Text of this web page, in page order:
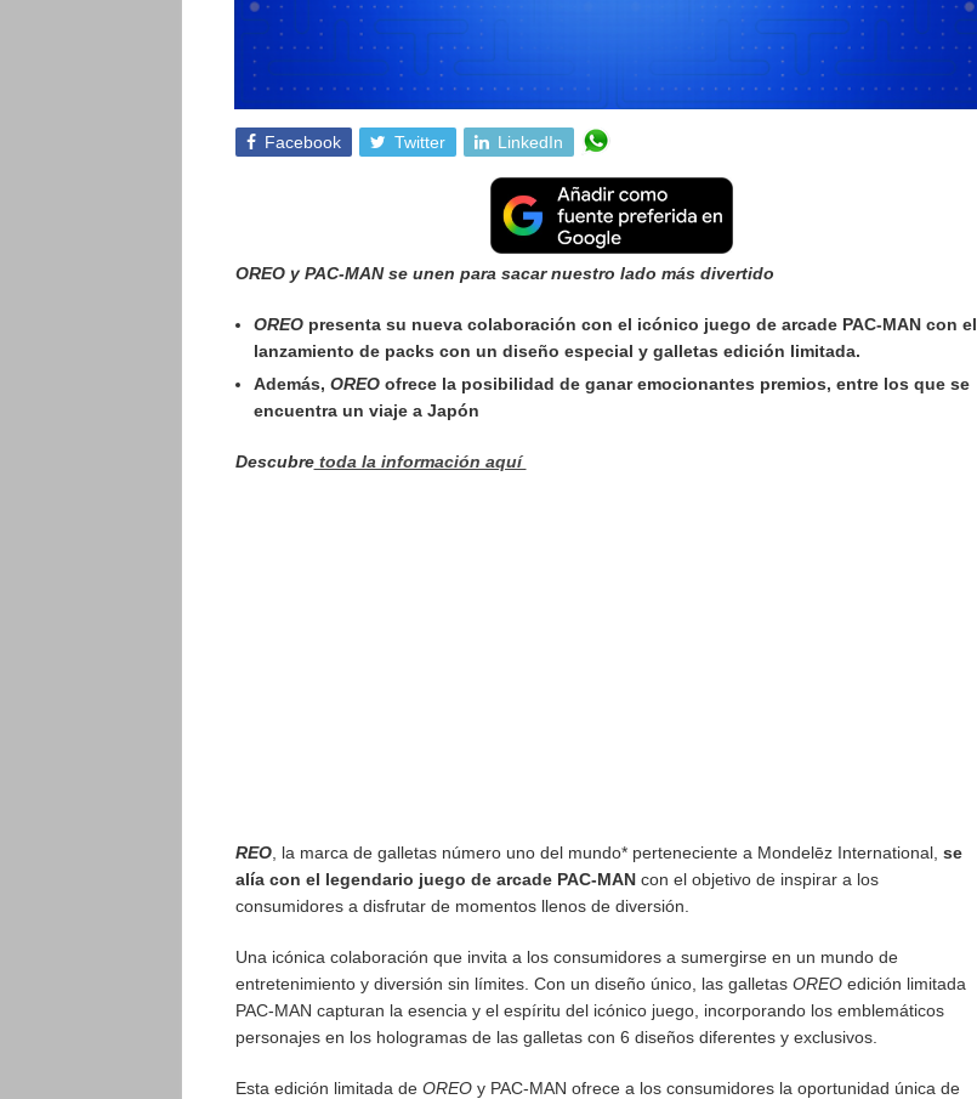
Facebook Twitter LinkedIn
OREO y PAC-MAN se unen para sacar nuestro lado más divertido
OREO presenta su nueva colaboración con el icónico juego de arcade PAC-MAN con el
lanzamiento de packs con un diseño especial y galletas edición limitada.
Además, OREO ofrece la posibilidad de ganar emocionantes premios, entre los que se
encuentra un viaje a Japón
Descubretoda la información aquí
REO, la marca de galletas número uno del mundo* perteneciente a Mondelēz International, se
alía con el legendario juego de arcade PAC-MANcon el objetivo de inspirar a los
consumidores a disfrutar de momentos llenos de diversión.
Una icónica colaboración que invita a los consumidores a sumergirse en un mundo de
entretenimiento y diversión sin límites. Con un diseño único, las galletas OREOedición limitada
PAC-MAN capturan la esencia y el espíritu del icónico juego, incorporando los emblemáticos
personajes en los hologramas de las galletas con 6 diseños diferentes y exclusivos.
Esta edición limitada de OREO y PAC-MAN ofrece a los consumidores la oportunidad única de